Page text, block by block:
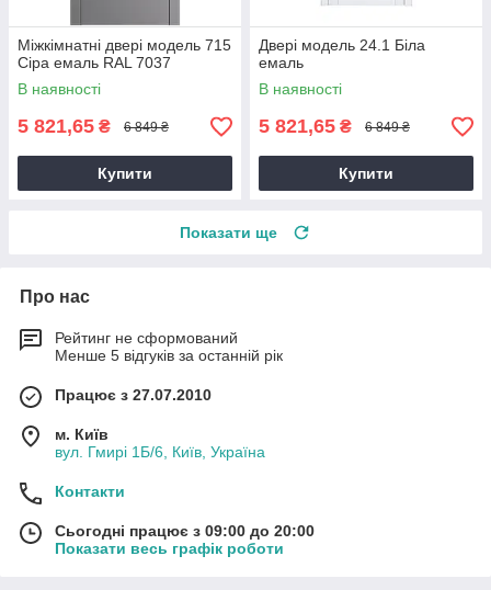
Міжкімнатні двері модель 715
Сіра емаль RAL 7037
В наявності
5 821,65 ₴ 6 849 ₴
Купити
Двері модель 24.1 Біла
емаль
В наявності
5 821,65 ₴ 6 849 ₴
Купити
Показати ще
Про нас
Рейтинг не сформований
Менше 5 відгуків за останній рік
Працює з 27.07.2010
м. Київ
вул. Гмирі 1Б/6, Київ, Україна
Контакти
Сьогодні працює з 09:00 до 20:00
Показати весь графік роботи